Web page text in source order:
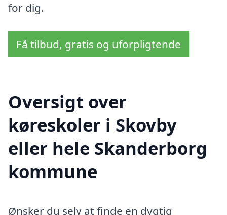
for dig.
Få tilbud, gratis og uforpligtende
Oversigt over
køreskoler i Skovby
eller hele Skanderborg
kommune
Ønsker du selv at finde en dygtig